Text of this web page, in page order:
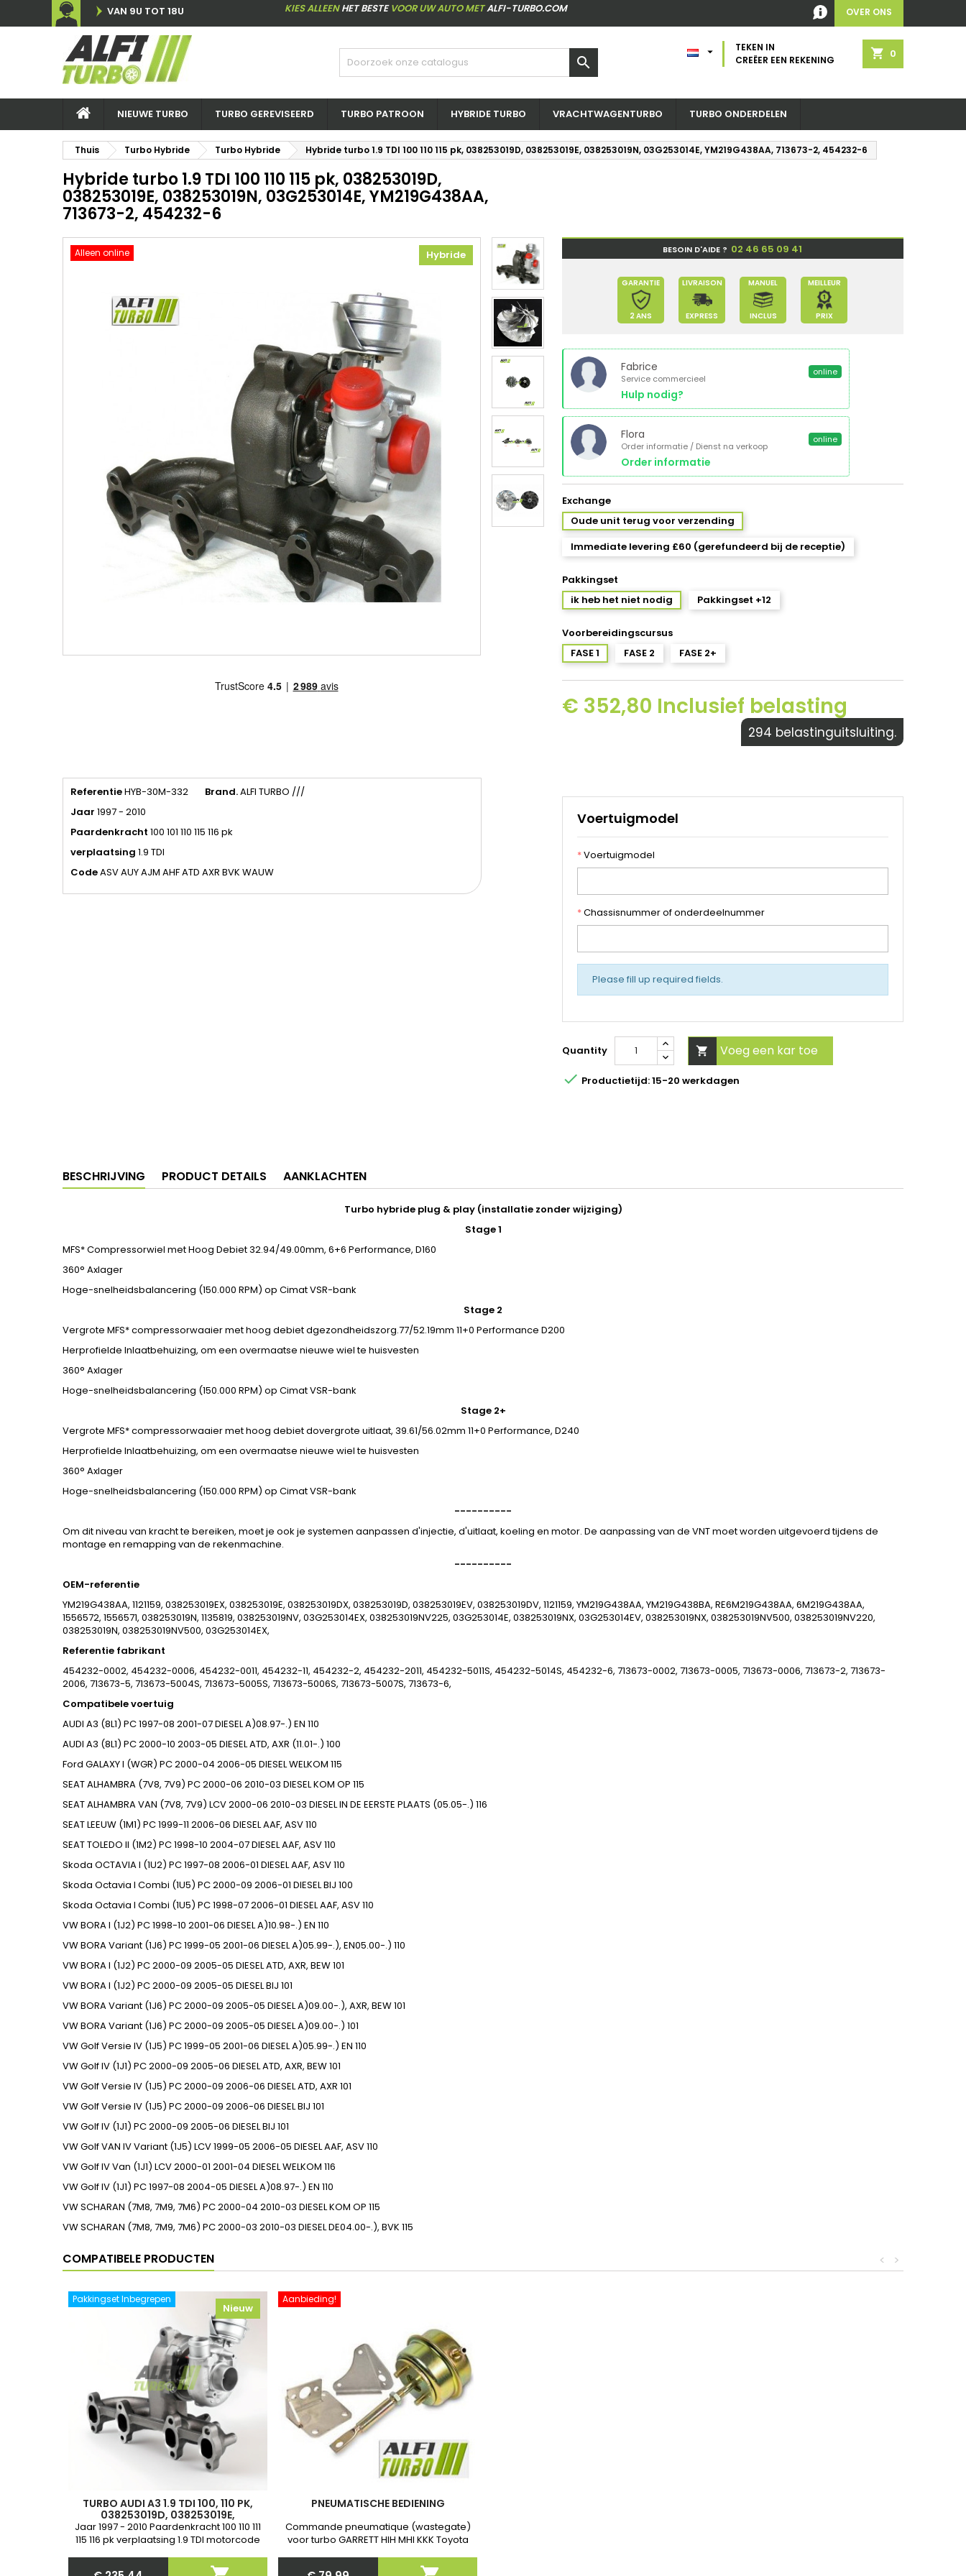
VAN 9U TOT 18U KIES ALLEENHET BESTEVOOR UW AUTO METALFI-TURBO.COM OVER ONS
shopping_cart 0
TEKEN IN
CREËER EEN REKENING


NIEUWE TURBO TURBO GEREVISEERD TURBO PATROON HYBRIDE TURBO VRACHTWAGENTURBO TURBO ONDERDELEN
Thuis Turbo Hybride Turbo Hybride Hybride turbo 1.9 TDI 100 110 115 pk, 038253019D, 038253019E, 038253019N, 03G253014E, YM219G438AA, 713673-2, 454232-6
Hybride turbo 1.9 TDI 100 110 115 pk, 038253019D,
038253019E, 038253019N, 03G253014E, YM219G438AA,
713673-2, 454232-6
Alleen online Hybride
ReferentieHYB-30M-332 Brand.ALFI TURBO ///
Jaar 1997 - 2010
Paardenkracht 100 101 110 115 116 pk
verplaatsing 1.9 TDI
CodeASV AUY AJM AHF ATD AXR BVK WAUW
BESOIN D'AIDE ? 02 46 65 09 41
GARANTIE
2 ANS
LIVRAISON
EXPRESS
MANUEL
INCLUS
MEILLEUR
PRIX
Fabrice
Service commercieel
Hulp nodig?
online
Flora
Order informatie / Dienst na verkoop
Order informatie
online
Exchange
Oude unit terug voor verzending
Immediate levering £60 (gerefundeerd bij de receptie)
Pakkingset
ik heb het niet nodig
Pakkingset +12
Voorbereidingscursus
FASE 1
FASE 2 FASE 2+
€ 352,80 Inclusief belasting
294 belastinguitsluiting.
Voertuigmodel
*Voertuigmodel
*Chassisnummer of onderdeelnummer
Please fill up required fields.
Quantity  Voeg een kar toe
 Productietijd: 15-20 werkdagen
BESCHRIJVING PRODUCT DETAILS AANKLACHTEN
Turbo hybride plug & play (installatie zonder wijziging)
Stage 1
MFS* Compressorwiel met Hoog Debiet 32.94/49.00mm, 6+6 Performance, D160
360° Axlager
Hoge-snelheidsbalancering (150.000 RPM) op Cimat VSR-bank
Stage 2
Vergrote MFS* compressorwaaier met hoog debiet dgezondheidszorg.77/52.19mm 11+0 Performance D200
Herprofielde Inlaatbehuizing, om een overmaatse nieuwe wiel te huisvesten
360° Axlager
Hoge-snelheidsbalancering (150.000 RPM) op Cimat VSR-bank
Stage 2+
Vergrote MFS* compressorwaaier met hoog debiet dovergrote uitlaat, 39.61/56.02mm 11+0 Performance, D240
Herprofielde Inlaatbehuizing, om een overmaatse nieuwe wiel te huisvesten
360° Axlager
Hoge-snelheidsbalancering (150.000 RPM) op Cimat VSR-bank
----------
Om dit niveau van kracht te bereiken, moet je ook je systemen aanpassen d'injectie, d'uitlaat, koeling en motor. De aanpassing van de VNT moet worden uitgevoerd tijdens de
montage en remapping van de rekenmachine.
----------
OEM-referentie
YM219G438AA, 1121159, 038253019EX, 038253019E, 038253019DX, 038253019D, 038253019EV, 038253019DV, 1121159, YM219G438AA, YM219G438BA, RE6M219G438AA, 6M219G438AA,
1556572, 1556571, 038253019N, 1135819, 038253019NV, 03G253014EX, 038253019NV225, 03G253014E, 038253019NX, 03G253014EV, 038253019NX, 038253019NV500, 038253019NV220,
038253019N, 038253019NV500, 03G253014EX,
Referentie fabrikant
454232-0002, 454232-0006, 454232-0011, 454232-11, 454232-2, 454232-2011, 454232-5011S, 454232-5014S, 454232-6, 713673-0002, 713673-0005, 713673-0006, 713673-2, 713673-
2006, 713673-5, 713673-5004S, 713673-5005S, 713673-5006S, 713673-5007S, 713673-6,
Compatibele voertuig
AUDI A3 (8L1) PC1997-08 2001-07DIESELA)08.97-.) EN 110
AUDI A3 (8L1) PC2000-10 2003-05 DIESELATD, AXR (11.01-.) 100
Ford GALAXY I (WGR) PC2000-04 2006-05 DIESELWELKOM 115
SEATALHAMBRA (7V8, 7V9) PC2000-06 2010-03 DIESELKOM OP 115
SEATALHAMBRA VAN (7V8, 7V9) LCV2000-06 2010-03 DIESELIN DE EERSTE PLAATS (05.05-.) 116
SEATLEEUW (1M1) PC1999-11 2006-06 DIESELAAF, ASV110
SEATTOLEDO II (1M2) PC1998-10 2004-07DIESELAAF, ASV110
Skoda OCTAVIA I (1U2) PC1997-08 2006-01 DIESELAAF, ASV110
Skoda Octavia I Combi (1U5) PC2000-09 2006-01 DIESELBIJ 100
Skoda Octavia I Combi (1U5) PC1998-072006-01 DIESELAAF, ASV110
VWBORA I (1J2) PC1998-10 2001-06 DIESELA)10.98-.) EN 110
VWBORA Variant (1J6) PC1999-05 2001-06 DIESELA)05.99-.), EN05.00-.) 110
VWBORA I (1J2) PC2000-09 2005-05 DIESELATD, AXR, BEW101
VWBORA I (1J2) PC2000-09 2005-05 DIESELBIJ 101
VWBORA Variant (1J6) PC2000-09 2005-05 DIESELA)09.00-.), AXR, BEW101
VWBORA Variant (1J6) PC2000-09 2005-05 DIESELA)09.00-.) 101
VWGolf Versie IV (1J5) PC1999-05 2001-06 DIESELA)05.99-.) EN 110
VWGolf IV (1J1) PC2000-09 2005-06 DIESELATD, AXR, BEW101
VWGolf Versie IV (1J5) PC2000-09 2006-06 DIESELATD, AXR 101
VWGolf Versie IV (1J5) PC2000-09 2006-06 DIESELBIJ 101
VWGolf IV (1J1) PC2000-09 2005-06 DIESELBIJ 101
VWGolf VAN IV Variant (1J5) LCV1999-05 2006-05 DIESELAAF, ASV110
VWGolf IV Van (1J1) LCV2000-01 2001-04 DIESELWELKOM 116
VWGolf IV (1J1) PC1997-08 2004-05 DIESELA)08.97-.) EN 110
VWSCHARAN (7M8, 7M9, 7M6) PC2000-04 2010-03 DIESELKOM OP 115
VWSCHARAN (7M8, 7M9, 7M6) PC2000-03 2010-03 DIESELDE04.00-.), BVK 115
COMPATIBELE PRODUCTEN >
<
Pakkingset Inbegrepen
Nieuw
TURBO AUDI A3 1.9 TDI 100, 110 PK,
038253019D, 038253019E,
038253019N, 03G253014E,
03G253014EV, 03G253014EX, 713673-
2, 454232-
Jaar 1997 - 2010 Paardenkracht 100 110 111
115 116 pk verplaatsing 1.9 TDI motorcode
Aanbieding!
PNEUMATISCHE BEDIENING
Commande pneumatique (wastegate)
voor turbo GARRETT HIH MHI KKK Toyota
communiquer nous la Referenties exact